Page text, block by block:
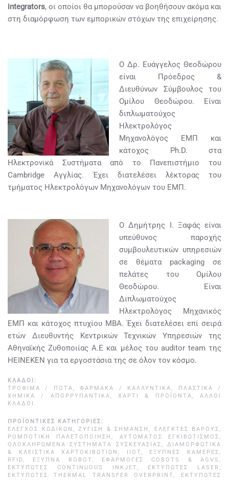
integrators, οι οποίοι θα μπορούσαν να βοηθήσουν ακόμα και
στη διαμόρφωση των εμπορικών στόχων της επιχείρησης.
Ο Δρ. Ευάγγελος Θεοδώρου
είναι Πρόεδρος &
Διευθύνων Σύμβουλος του
Ομίλου Θεοδώρου. Είναι
διπλωματούχος
Ηλεκτρολόγος
Μηχανολόγος ΕΜΠ και
κάτοχος Ph.D. στα
Ηλεκτρονικά Συστήματα από το Πανεπιστήμιο του
Cambridge Αγγλίας. Έχει διατελέσει λέκτορας του
τμήματος Ηλεκτρολόγων Μηχανολόγων του ΕΜΠ.
Ο Δημήτρης Ι. Ξαφάς είναι
υπεύθυνος παροχής
συμβουλευτικών υπηρεσιών
σε θέματα packaging σε
πελάτες του Ομίλου
Θεοδώρου. Είναι
Διπλωματούχος
Ηλεκτρολόγος Μηχανικός
ΕΜΠ και κάτοχος πτυχίου ΜΒΑ. Έχει διατελέσει επί σειρά
ετών Διευθυντής Κεντρικών Τεχνικών Υπηρεσιών της
Αθηναϊκής Ζυθοποιίας Α.Ε και μέλος του auditor team της
ΗΕΙΝΕΚΕΝ για τα εργοστάσια της σε όλον τον κόσμο.
ΚΛΆΔΟΙ:
ΤΡΌΦΙΜΑ / ΠΟΤΆ,ΦΆΡΜΑΚΑ / ΚΑΛΛΥΝΤΙΚΆ,
ΠΛΑΣΤΙΚΆ /
ΧΗΜΙΚΆ / ΑΠΟΡΡΥΠΑΝΤΙΚΆ,ΧΑΡΤΊ & ΠΡΟΪΌΝΤΑ,ΆΛΛΟΙ
ΚΛΆΔΟΙ
ΠΡΟΪΟΝΤΙΚΈΣ ΚΑΤΗΓΟΡΊΕΣ:
ΈΛΕΓΧΟΣ ΚΩΔΙΚΏΝ , ΖΎΓΙΣΗ & ΣΉΜΑΝΣΗ , ΕΛΕΓΚΤΈΣ ΒΆΡΟΥΣ,
ΡΟΜΠΟΤΙΚΉ ΠΑΛΕΤΟΠΟΊΗΣΗ, ΑΥΤΌΜΑΤΟΣ ΕΓΚΙΒΩΤΙΣΜΌΣ,
ΟΛΟΚΛΗΡΩΜΈΝΑ ΣΥΣΤΉΜΑΤΑ ΣΥΣΚΕΥΑΣΊΑΣ,ΔΙΑΜΟΡΦΩΤΙΚΆ
& ΚΛΕΙΣΤΙΚΆ ΧΑΡΤΟΚΙΒΩΤΊΩΝ,
IIOT, ΈΞΥΠΝΕΣ ΚΆΜΕΡΕΣ,
RFID, ΈΞΥΠΝΑ ROBOT, ΕΦΑΡΜΟΓΈΣ COBOTS & AGVS,
ΕΚΤΥΠΩΤΈΣ CONTINUOUS INKJET, ΕΚΤΥΠΩΤΈΣ LASER,
ΕΚΤΥΠΩΤΈΣ THERMAL TRANSFER OVERPRINT,
ΕΚΤΥΠΩΤΈΣ